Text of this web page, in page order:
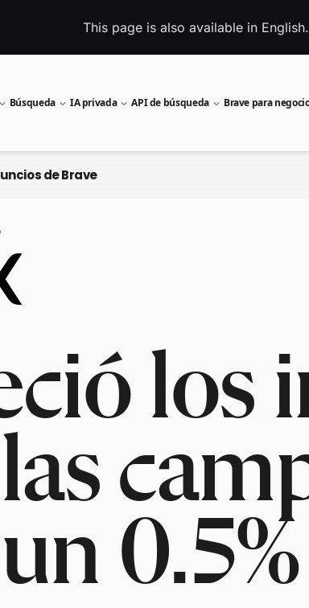
This page is also available in
Búsqueda IA privada API de búsqueda Brave para
de Brave
los
0.5%